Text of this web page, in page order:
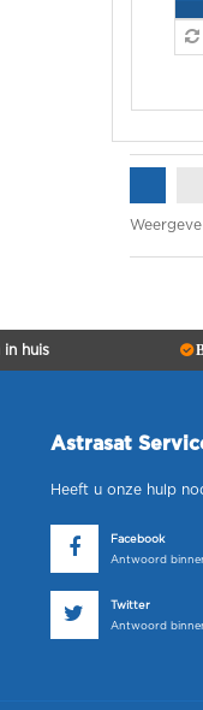
huis
Astrasat
Heeft u onze hulp
Facebook
Antwoord
Twitter
Antwoord